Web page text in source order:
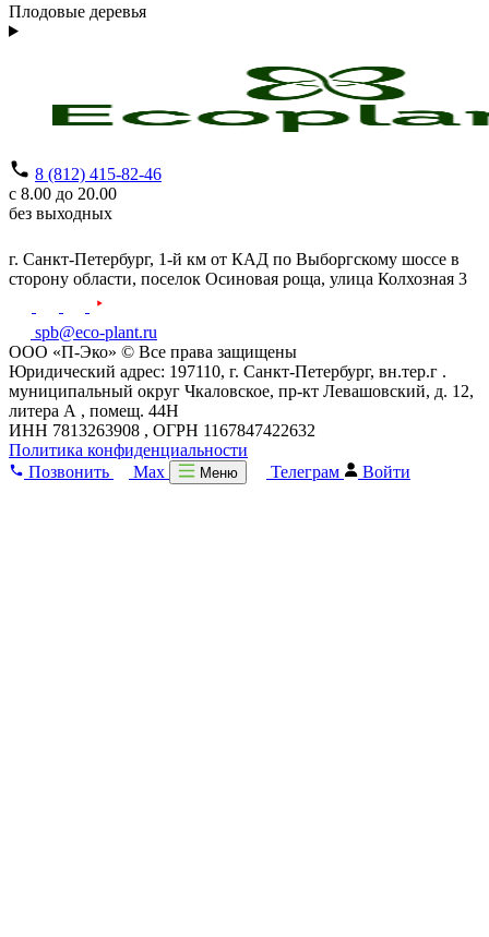
Плодовые деревья
8 (812) 415-82-46
с 8.00 до 20.00
без выходных
г. Санкт-Петербург, 1-й км от КАД по Выборгскому шоссе в
сторону области, поселок Осиновая роща, улица Колхозная 3
spb@eco-plant.ru
ООО «П-Эко» © Все права защищены
Юридический адрес: 197110, г. Санкт-Петербург, вн.тер.г .
муниципальный округ Чкаловское, пр-кт Левашовский, д. 12,
литера А , помещ. 44Н
ИНН 7813263908 , ОГРН 1167847422632
Политика конфиденциальности
Позвонить
Max Меню Телеграм Войти